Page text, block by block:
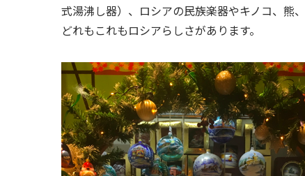
式湯沸し器）、ロシアの民族楽器やキノコ、熊
どれもこれもロシアらしさがあります。